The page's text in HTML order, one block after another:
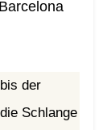
der
Schlange